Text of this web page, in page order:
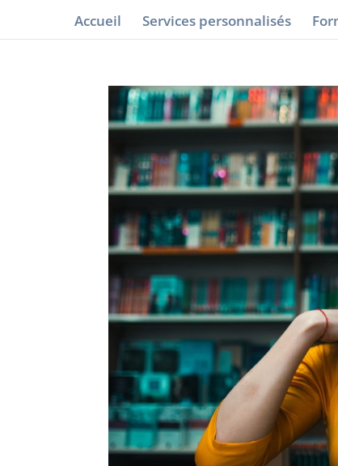
Accueil Services personnalisés